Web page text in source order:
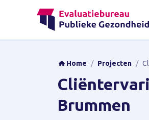
Home / Projecten /
Brummen